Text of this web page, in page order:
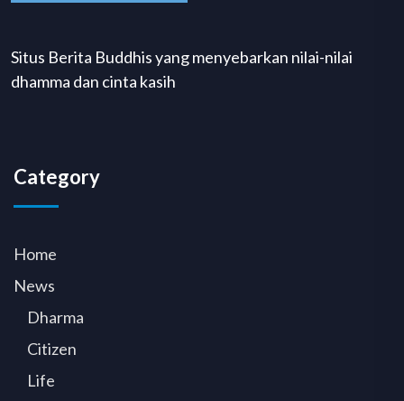
Situs Berita Buddhis yang menyebarkan nilai-nilai
dhamma dan cinta kasih
Category
Home
News
Dharma
Citizen
Life